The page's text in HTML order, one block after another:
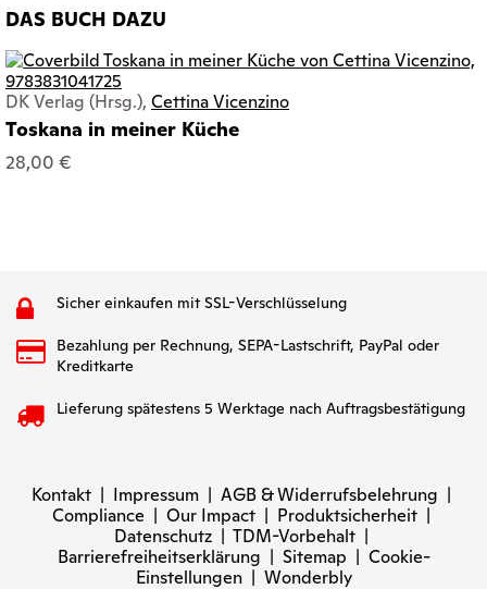
DAS BUCH DAZU
DK Verlag (Hrsg.), Cettina Vicenzino
Toskana in meiner Küche
28,00 €
Sicher einkaufen mit SSL-Verschlüsselung
Bezahlung per Rechnung, SEPA-Lastschrift, PayPal oder
Kreditkarte
Lieferung spätestens 5 Werktage nach Auftragsbestätigung
Kontakt | Impressum | AGB & Widerrufsbelehrung |
Compliance | Our Impact | Produktsicherheit |
Datenschutz | TDM-Vorbehalt |
Barrierefreiheitserklärung | Sitemap | Cookie-
Einstellungen| Wonderbly